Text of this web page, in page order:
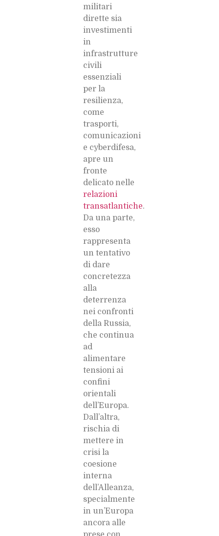
militari
dirette sia
investimenti
in
infrastrutture
civili
essenziali
per la
resilienza,
come
trasporti,
comunicazioni
e cyberdifesa,
apre un
fronte
delicato nelle
relazioni
transatlantiche.
Da una parte,
esso
rappresenta
un tentativo
di dare
concretezza
alla
deterrenza
nei confronti
della Russia,
che continua
ad
alimentare
tensioni ai
confini
orientali
dell’Europa.
Dall’altra,
rischia di
mettere in
crisi la
coesione
interna
dell’Alleanza,
specialmente
in un’Europa
ancora alle